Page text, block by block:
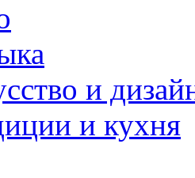
и
и кухня